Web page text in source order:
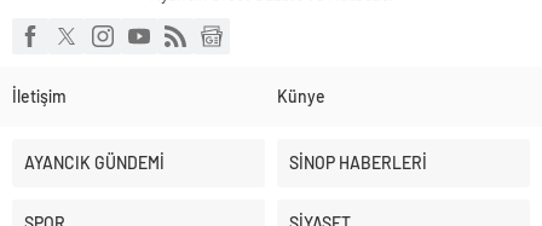
İletişim Künye
AYANCIK GÜNDEMİ SİNOP HABERLERİ